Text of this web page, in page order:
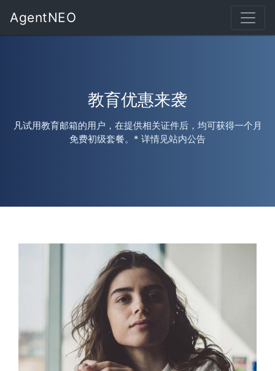
AgentNEO
教育优惠来袭
凡试用教育邮箱的用户，在提供相关证件后，均可获得一个月
免费初级套餐。 * 详情见站内公告